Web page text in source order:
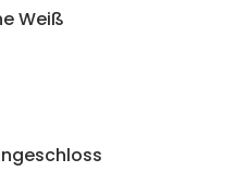
Weiß